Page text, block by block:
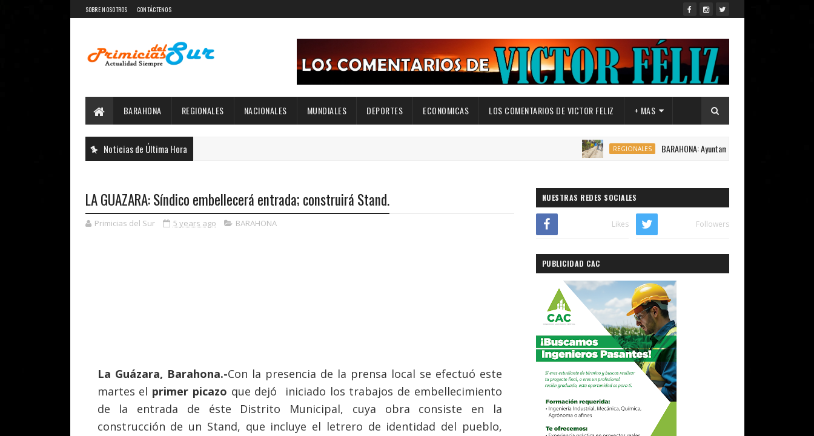
SOBRE NOSOTROS CONTÁCTENOS
BARAHONA REGIONALES NACIONALES MUNDIALES DEPORTES ECONOMICAS LOS COMENTARIOS DE VICTOR FELIZ + MAS
Noticias de Última Hora REGIONALES BARAHONA: Ayuntamiento de Canoa,inicia construcción
LA GUAZARA: Síndico embellecerá entrada; construirá Stand.
Primicias del Sur 5 years ago BARAHONA
La Guázara, Barahona.-Con la presencia de la prensa local se efectuó este
martes el primer picazo que dejó iniciado los trabajos de embellecimiento
de la entrada de éste Distrito Municipal, cuya obra consiste en la
construcción de un Stand, que incluye el letrero de identidad del pueblo,
NUESTRAS REDES SOCIALES
Likes Followers
PUBLICIDAD CAC